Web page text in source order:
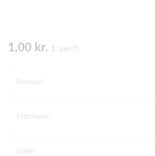
1,00 kr. 1. jun
Fornavn
Efternavn
Gade